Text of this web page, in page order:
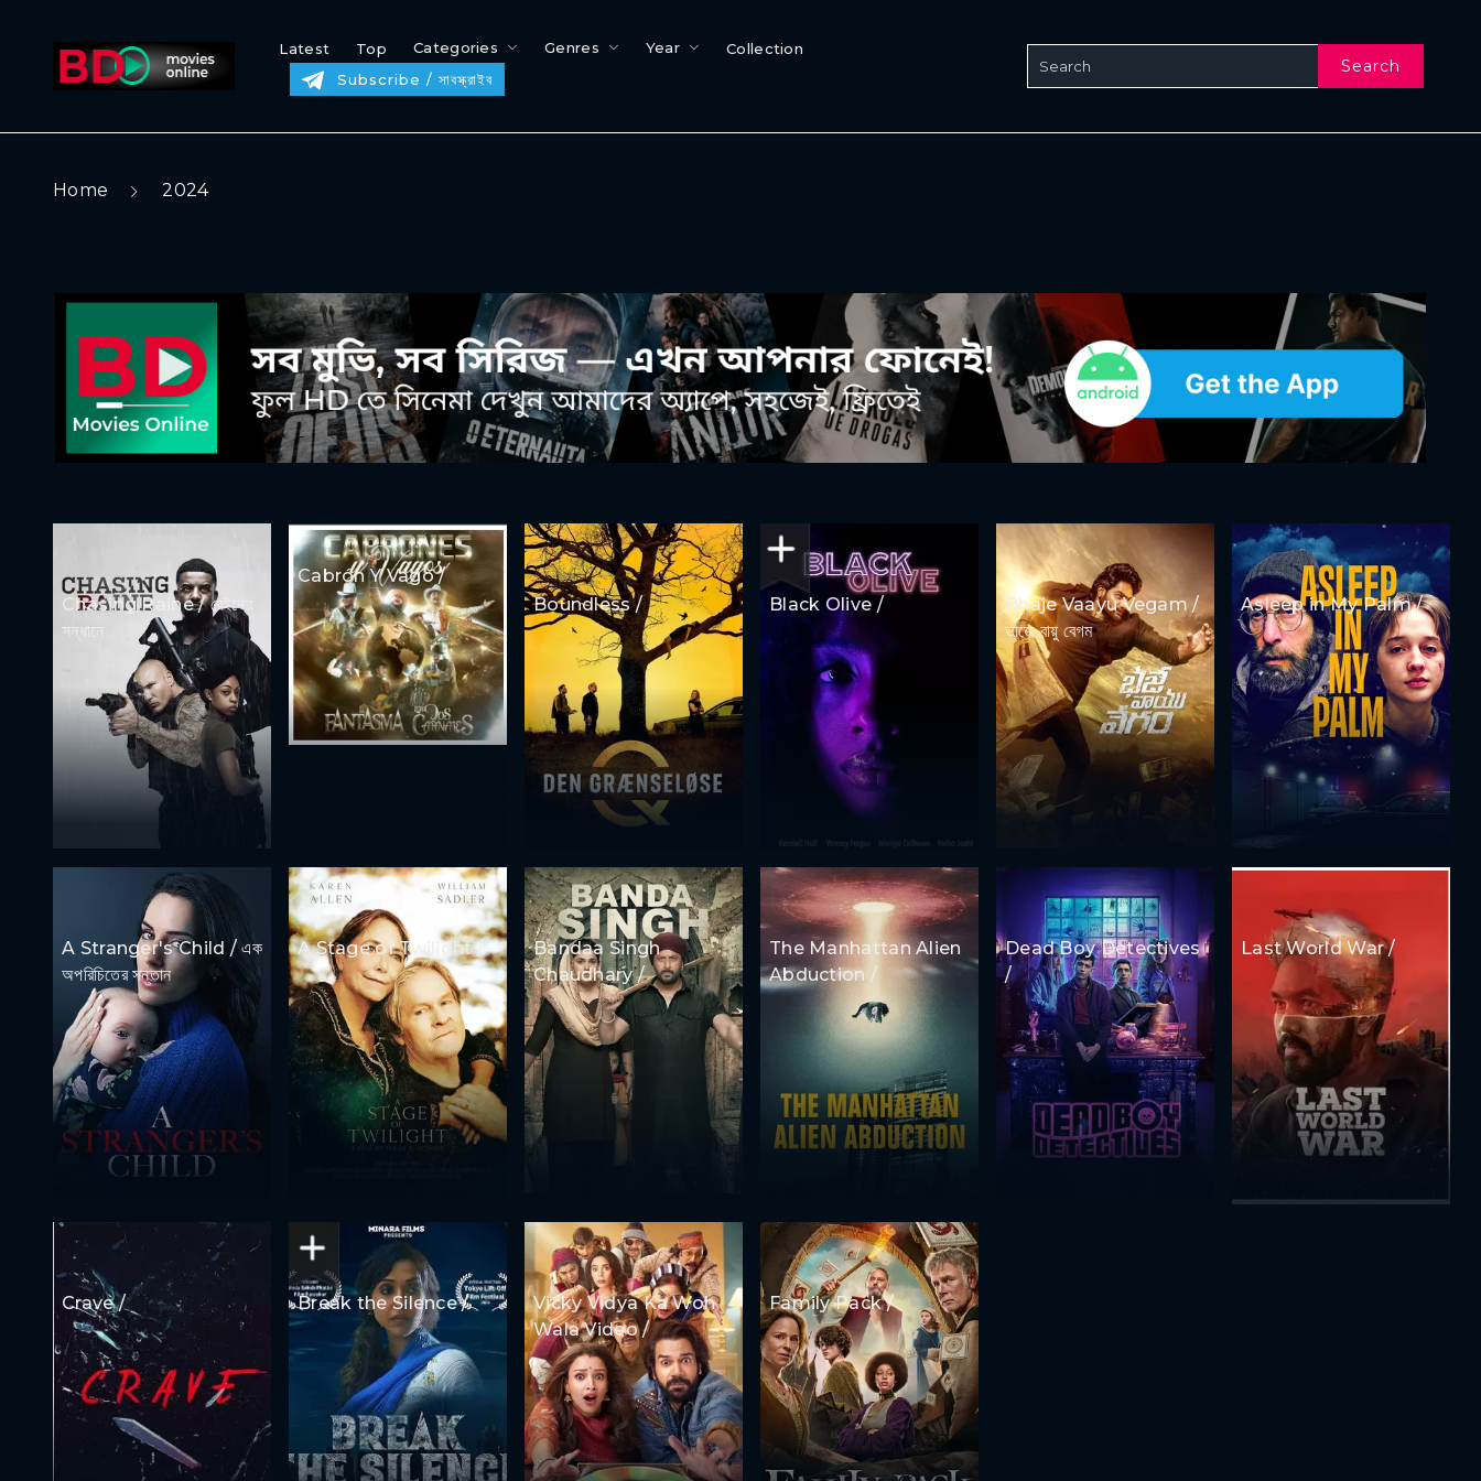
Latest Top Categories Genres Year
Collection
Subscribe / সাবস্ক্রাইব
Search
Home 2024
Chasing Raine / রেইনের
সন্ধানে
Cabrón Y Vago /
Boundless /
Black Olive /
Bhaje Vaayu Vegam /
ভাজে বায়ু বেগম
Asleep in My Palm /
A Stranger's Child / এক
অপরিচিতের সন্তান
A Stage of Twilight /
Bandaa Singh
Chaudhary /
The Manhattan Alien
Abduction /
Dead Boy Detectives
/
Last World War /
Crave / Break the Silence /
Vicky Vidya Ka Woh
Wala Video /
Family Pack /